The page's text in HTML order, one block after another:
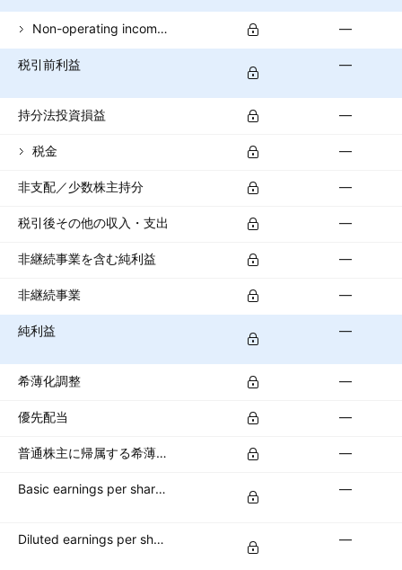
Non-operating income (total) —
税引前利益 —
持分法投資損益 —
税金 —
非支配／少数株主持分 —
税引後その他の収入・支出 —
非継続事業を含む純利益 —
非継続事業 —
純利益 —
希薄化調整 —
優先配当 —
普通株主に帰属する希薄化純利益 —
Basic earnings per share (basic EPS) —
Diluted earnings per share (diluted EPS) —